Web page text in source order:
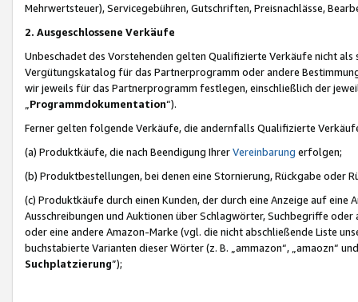
Mehrwertsteuer), Servicegebühren, Gutschriften, Preisnachlässe,
2. Ausgeschlossene Verkäufe
Unbeschadet des Vorstehenden gelten Qualifizierte Verkäufe nicht
Vergütungskatalog für das Partnerprogramm oder andere
wir jeweils für das Partnerprogramm festlegen, einschließlich der
Programmdokumentation“).
Ferner gelten folgende Verkäufe, die andernfalls Qualifizierte
(a) Produktkäufe, die nach Beendigung IhrerVereinbarung erfolgen;
(b) Produktbestellungen, bei denen eine Stornierung, Rückgabe oder
(c) Produktkäufe durch einen Kunden, der durch eine Anzeige auf
Ausschreibungen und Auktionen über Schlagwörter, Suchbegriffe
oder eine andere Amazon-Marke (vgl. die nicht abschließende Liste
buchstabierte Varianten dieser Wörter (z. B. „ammazon“, „amaozn“
Suchplatzierung”);